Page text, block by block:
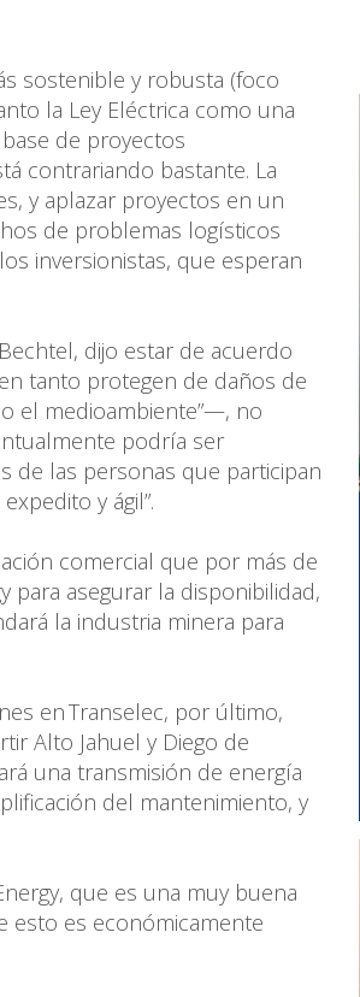
sostenible y robusta (foco
la Ley Eléctrica como una
de proyectos
contrariando bastante. La
y aplazar proyectos en un
de problemas logísticos
inversionistas, que esperan
dijo estar de acuerdo
tanto protegen de daños de
el medioambiente”—, no
podría ser
de las personas que participan
y ágil”.
comercial que por más de
para asegurar la disponibilidad,
la industria minera para
en Transelec, por último,
Alto Jahuel y Diego de
una transmisión de energía
del mantenimiento, y
que es una muy buena
esto es económicamente